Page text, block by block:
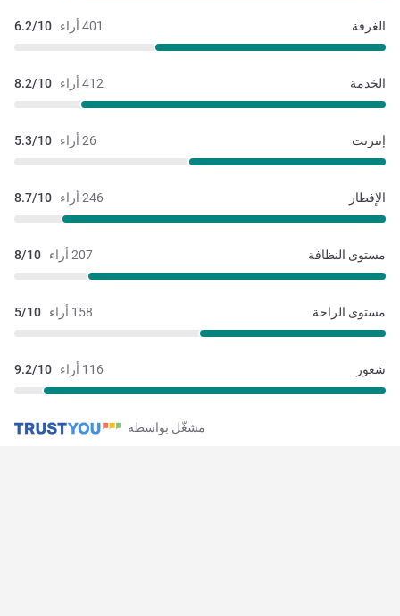
401 أراء 6.2/10 الغرفة
412 أراء 8.2/10 الخدمة
26 أراء 5.3/10 إنترنت
246 أراء 8.7/10 الإفطار
207 أراء 8/10 مستوى النظافة
158 أراء 5/10 مستوى الراحة
116 أراء 9.2/10 شعور
مشغّل بواسطة